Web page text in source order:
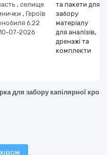
, селище
, Героїв
б.22
07-2026
та пакети для
забору
матеріалу
для аналізів,
дренажі та
комплекти
для забору капілярної